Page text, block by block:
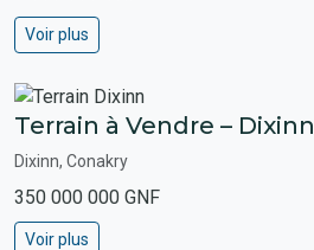
Voir plus
Terrain à Vendre – Dixinn
Dixinn, Conakry
350 000 000 GNF
Voir plus